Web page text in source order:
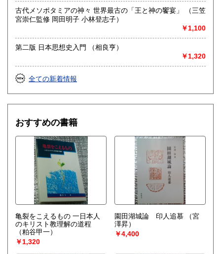
古代メソポタミアの神々 世界最古の「王と神の饗宴」 （三笠
宮崇仁監修 岡田明子 小林登志子）
￥1,100
第二版 日本思想史入門 （相良亨）
￥1,320
全ての新着情報
おすすめの書籍
亀裂をこえるもの 一日本人
のキリスト教理解の道程
（粕谷甲一）
￥1,320
園田湖城論 印人追慕
（宮
澤昇）
￥4,400